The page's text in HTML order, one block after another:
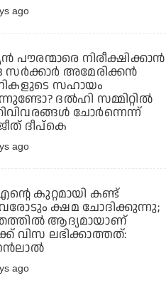
ago
പൗരന്മാരെ നിരീക്ഷിക്കാന്‍
സര്‍ക്കാര്‍ അമേരിക്കന്‍
സഹായം
ദല്‍ഹി സമ്മിറ്റില്‍
ചോര്‍ന്നെന്ന്
ദീപ്‌കെ
ago
കുറ്റമായി കണ്ട്
ക്ഷമ ചോദിക്കുന്നു;
ആദ്യമായാണ്
വിസ ലഭിക്കാത്തത്:
ago